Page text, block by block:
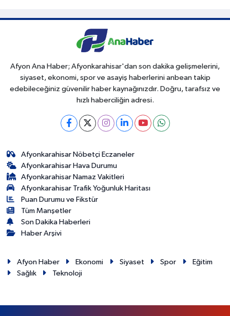
Afyon Ana Haber; Afyonkarahisar'dan son dakika gelişmelerini,
siyaset, ekonomi, spor ve asayiş haberlerini anbean takip
edebileceğiniz güvenilir haber kaynağınızdır. Doğru, tarafsız ve
hızlı haberciliğin adresi.
Afyonkarahisar Nöbetçi Eczaneler
Afyonkarahisar Hava Durumu
Afyonkarahisar Namaz Vakitleri
Afyonkarahisar Trafik Yoğunluk Haritası
Puan Durumu ve Fikstür
Tüm Manşetler
Son Dakika Haberleri
Haber Arşivi
Afyon Haber Ekonomi Siyaset Spor
Eğitim
Sağlık
Teknoloji